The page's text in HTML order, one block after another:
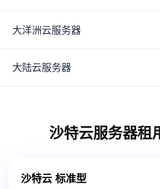
大洋洲云服务器
大陆云服务器
沙特云服务器租
沙特云 标准型